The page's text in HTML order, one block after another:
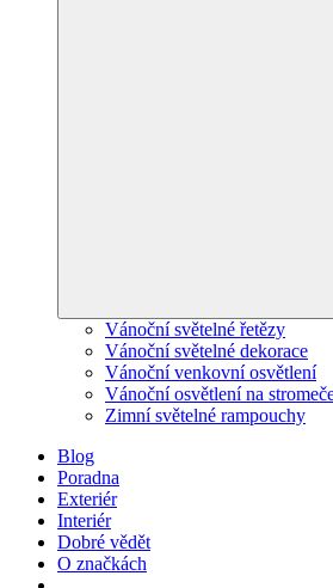
Vánoční světelné řetězy
Vánoční světelné dekorace
Vánoční venkovní osvětlení
Vánoční osvětlení na
Zimní světelné rampouchy
Blog
Poradna
Exteriér
Interiér
Dobré vědět
O značkách